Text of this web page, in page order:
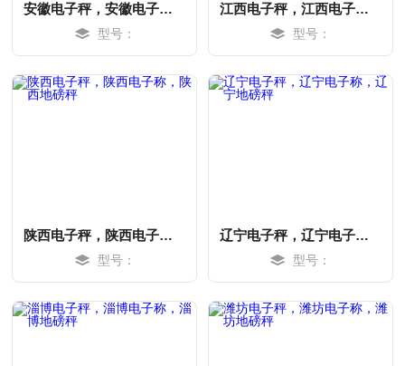
安徽电子秤，安徽电子称，安徽地磅秤
型号：
江西电子秤，江西电子称，江西地磅秤
型号：
陕西电子秤，陕西电子称，陕西地磅秤
型号：
辽宁电子秤，辽宁电子称，辽宁地磅秤
型号：